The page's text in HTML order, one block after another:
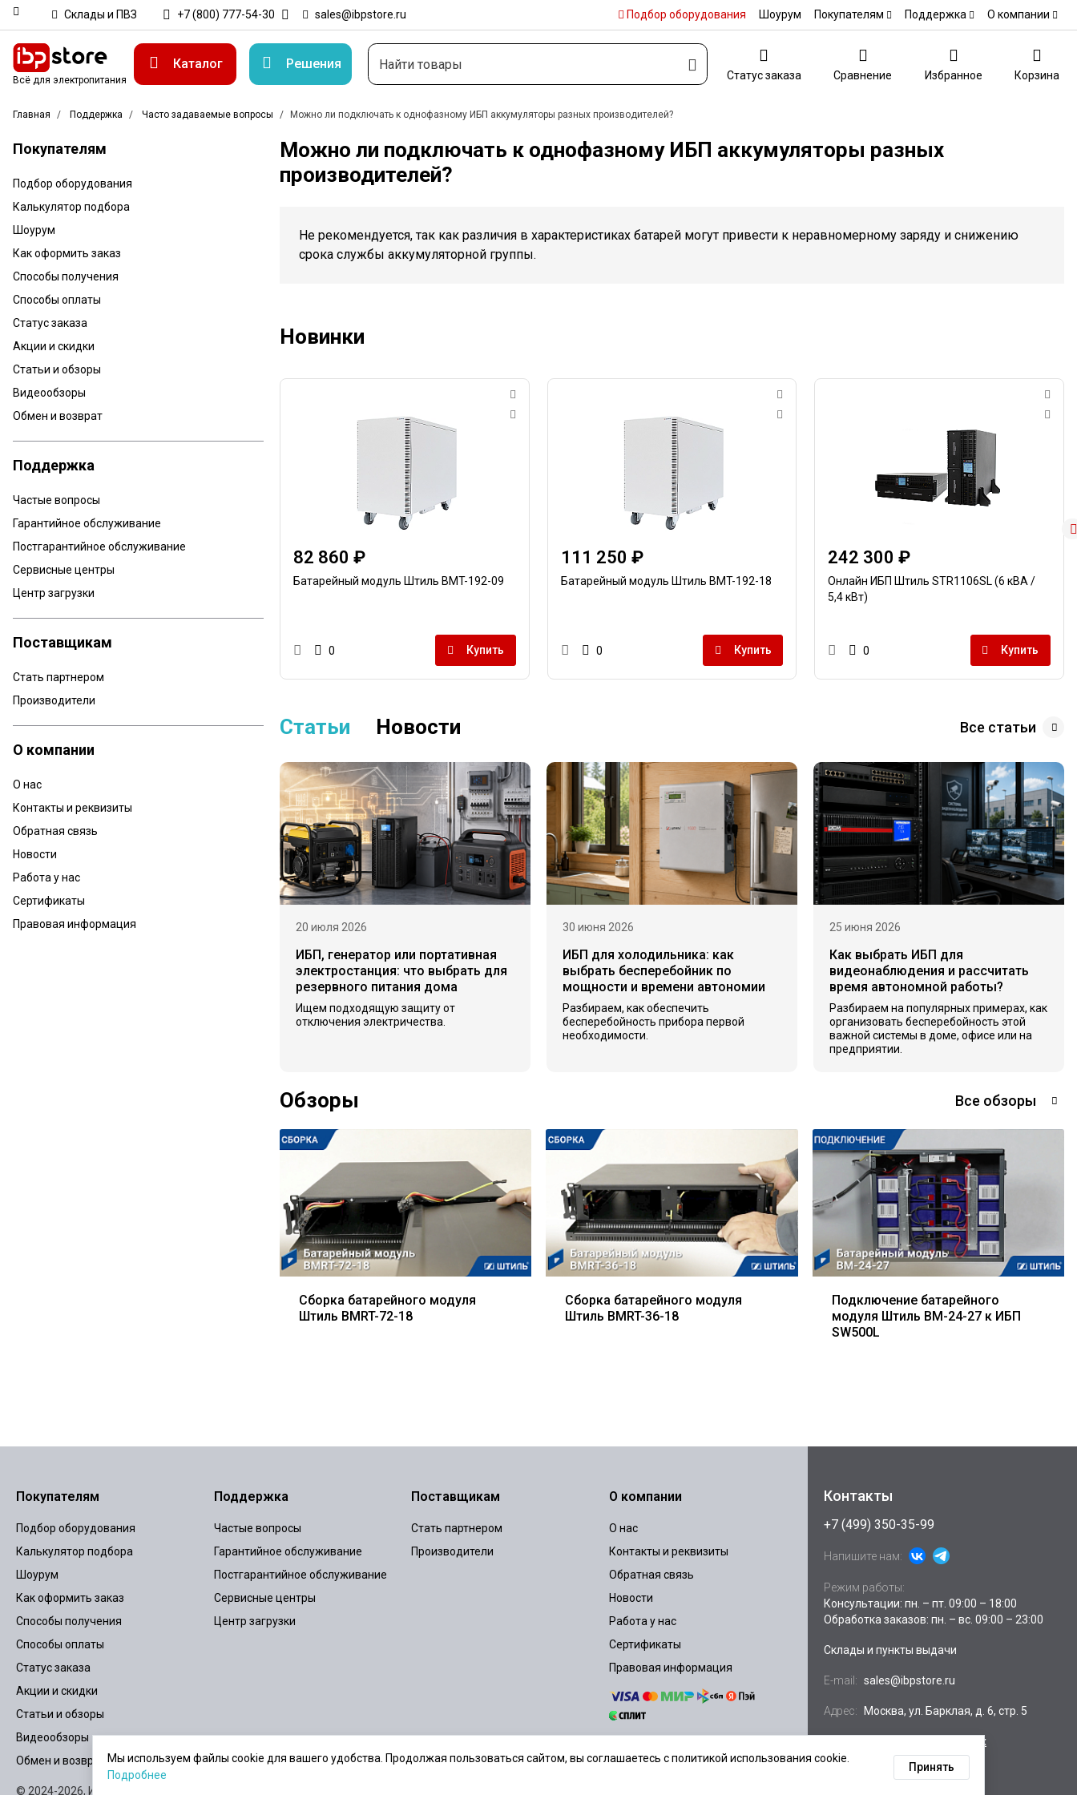
Склады и ПВЗ +7 (800) 777-54-30 sales@ibpstore.ru Подбор оборудования Шоурум Покупателям Поддержка О компании
Всё для электропитания
Каталог Решения
Статус заказа Сравнение Избранное Корзина
Главная Поддержка Часто задаваемые вопросы Можно ли подключать к однофазному ИБП аккумуляторы разных производителей?
Покупателям
Подбор оборудования
Калькулятор подбора
Шоурум
Как оформить заказ
Способы получения
Способы оплаты
Статус заказа
Акции и скидки
Статьи и обзоры
Видеообзоры
Обмен и возврат
Поддержка
Частые вопросы
Гарантийное обслуживание
Постгарантийное обслуживание
Сервисные центры
Центр загрузки
Поставщикам
Стать партнером
Производители
О компании
О нас
Контакты и реквизиты
Обратная связь
Новости
Работа у нас
Сертификаты
Правовая информация
Можно ли подключать к однофазному ИБП аккумуляторы разных
производителей?
Не рекомендуется, так как различия в характеристиках батарей могут привести к неравномерному заряду и снижению
срока службы аккумуляторной группы.
Новинки
82 860 ₽
Батарейный модуль Штиль BMT-192-09
0 Купить
111 250 ₽
Батарейный модуль Штиль BMT-192-18
0 Купить
242 300 ₽
Онлайн ИБП Штиль STR1106SL (6 кВА /
5,4 кВт)
0 Купить
Статьи Новости Все статьи
20 июля 2026
ИБП, генератор или портативная
электростанция: что выбрать для
резервного питания дома
Ищем подходящую защиту от
отключения электричества.
30 июня 2026
ИБП для холодильника: как
выбрать бесперебойник по
мощности и времени автономии
Разбираем, как обеспечить
бесперебойность прибора первой
необходимости.
25 июня 2026
Как выбрать ИБП для
видеонаблюдения и рассчитать
время автономной работы?
Разбираем на популярных примерах, как
организовать бесперебойность этой
важной системы в доме, офисе или на
предприятии.
Обзоры Все обзоры
Сборка батарейного модуля
Штиль BMRT-72-18
Сборка батарейного модуля
Штиль BMRT-36-18
Подключение батарейного
модуля Штиль BM-24-27 к ИБП
SW500L
Покупателям
Подбор оборудования
Калькулятор подбора
Шоурум
Как оформить заказ
Способы получения
Способы оплаты
Статус заказа
Акции и скидки
Статьи и обзоры
Видеообзоры
Обмен и возврат
Поддержка
Частые вопросы
Гарантийное обслуживание
Постгарантийное обслуживание
Сервисные центры
Центр загрузки
Поставщикам
Стать партнером
Производители
О компании
О нас
Контакты и реквизиты
Обратная связь
Новости
Работа у нас
Сертификаты
Правовая информация
© 2024-2026, ИБПСТОР.РУ
Контакты
+7 (499) 350-35-99
Напишите нам:
Режим работы:
Консультации: пн. – пт. 09:00 – 18:00
Обработка заказов: пн. – вс. 09:00 – 23:00
Склады и пункты выдачи
E-mail: sales@ibpstore.ru
Адрес: Москва, ул. Барклая, д. 6, стр. 5
Яндекс.картах
Мы используем файлы cookie для вашего удобства. Продолжая пользоваться сайтом, вы соглашаетесь с политикой использования cookie.
Подробнее
Принять